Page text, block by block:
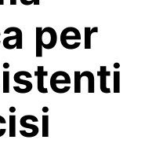
per